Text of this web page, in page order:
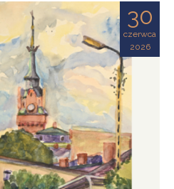
30
czerwca
2026